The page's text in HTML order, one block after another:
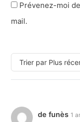
Prévenez-moi
mail.
de funès 1